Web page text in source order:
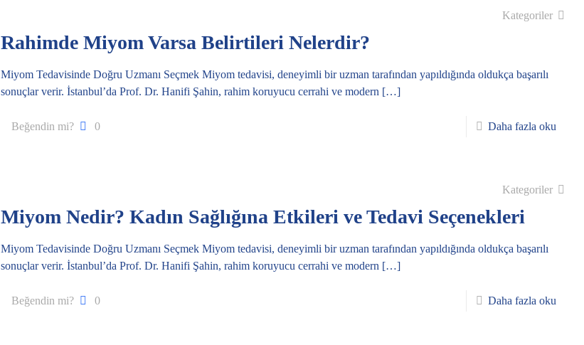
Kategoriler
Rahimde Miyom Varsa Belirtileri Nelerdir?
Miyom Tedavisinde Doğru Uzmanı Seçmek Miyom tedavisi, deneyimli bir uzman tarafından yapıldığında oldukça başarılı
sonuçlar verir. İstanbul’da Prof. Dr. Hanifi Şahin, rahim koruyucu cerrahi ve modern […]
Beğendin mi? 0 Daha fazla oku
Kategoriler
Miyom Nedir? Kadın Sağlığına Etkileri ve Tedavi Seçenekleri
Miyom Tedavisinde Doğru Uzmanı Seçmek Miyom tedavisi, deneyimli bir uzman tarafından yapıldığında oldukça başarılı
sonuçlar verir. İstanbul’da Prof. Dr. Hanifi Şahin, rahim koruyucu cerrahi ve modern […]
Beğendin mi? 0 Daha fazla oku